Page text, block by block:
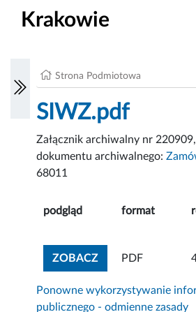
Krakowie
Strona Podmiotowa
SIWZ.pdf
Załącznik archiwalny nr
dokumentu archiwalnego:
68011
podgląd format
ZOBACZZOBACZ
PDF
Ponowne wykorzystywanie
publicznego - odmienne zasady